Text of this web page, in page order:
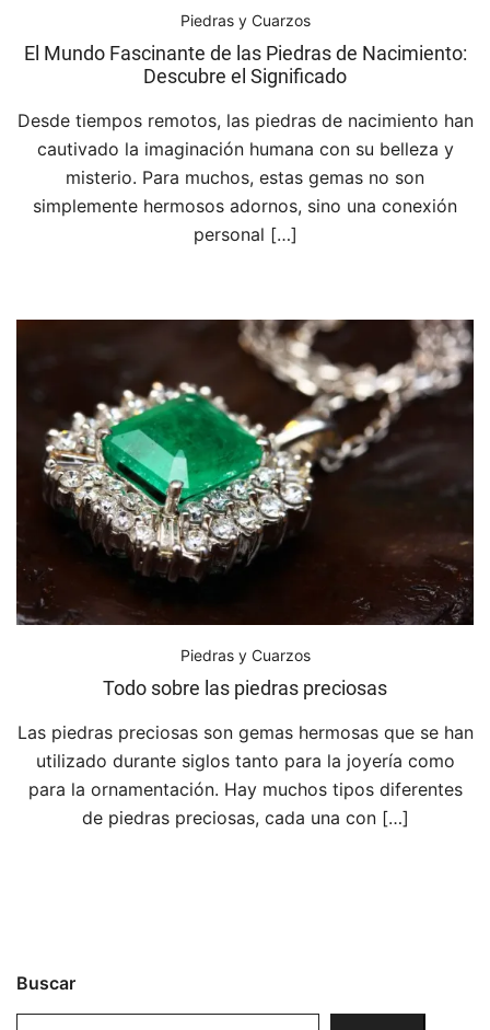
Piedras y Cuarzos
El Mundo Fascinante de las Piedras de Nacimiento:
Descubre el Significado
Desde tiempos remotos, las piedras de nacimiento han
cautivado la imaginación humana con su belleza y
misterio. Para muchos, estas gemas no son
simplemente hermosos adornos, sino una conexión
personal […]
Piedras y Cuarzos
Todo sobre las piedras preciosas
Las piedras preciosas son gemas hermosas que se han
utilizado durante siglos tanto para la joyería como
para la ornamentación. Hay muchos tipos diferentes
de piedras preciosas, cada una con […]
Buscar